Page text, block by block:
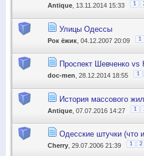
Antique , 13.11.2014 15:33 1
Улицы Одессы
Рок ёжик , 04.12.2007 20:09 1
Проспект Шевченко vs
doc-men , 28.12.2014 18:55 1
История массового
Antique , 07.07.2016 14:27 1
Одесские штучки (что
Cherry , 29.07.2006 21:39 1 2